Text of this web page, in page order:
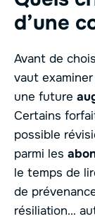
d’une
Avant de
vaut
une future
Certains
possible
parmi les
le temps de
de
résiliation…